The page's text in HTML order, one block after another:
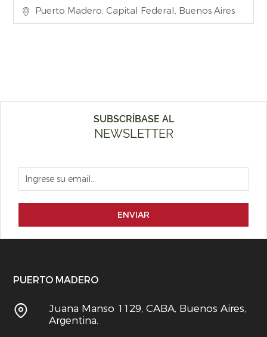
Puerto Madero, Capital Federal, Buenos Aires
SUBSCRÍBASE AL
NEWSLETTER
ENVIAR
PUERTO MADERO
Juana Manso 1129, CABA, Buenos Aires,
Argentina.